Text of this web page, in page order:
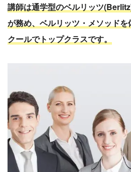
講師は通学型のベルリッツ
が務め、ベルリッツ・メソッド
クールでトップクラスです。